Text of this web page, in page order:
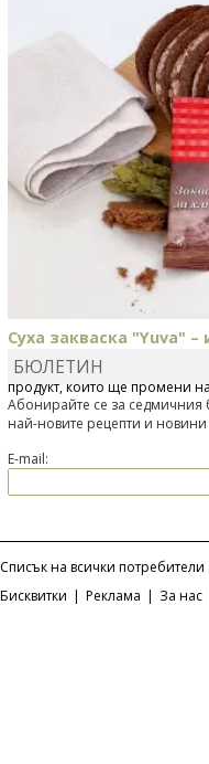
Суха закваска "Yuva"
Отскоро Лесафр България
продукт, който ще промени
БЮЛЕТИН
Абонирайте се за седмичния
най-новите рецепти и новини
E-mail:
Списък на всички потребители
Бисквитки | Реклама | За нас